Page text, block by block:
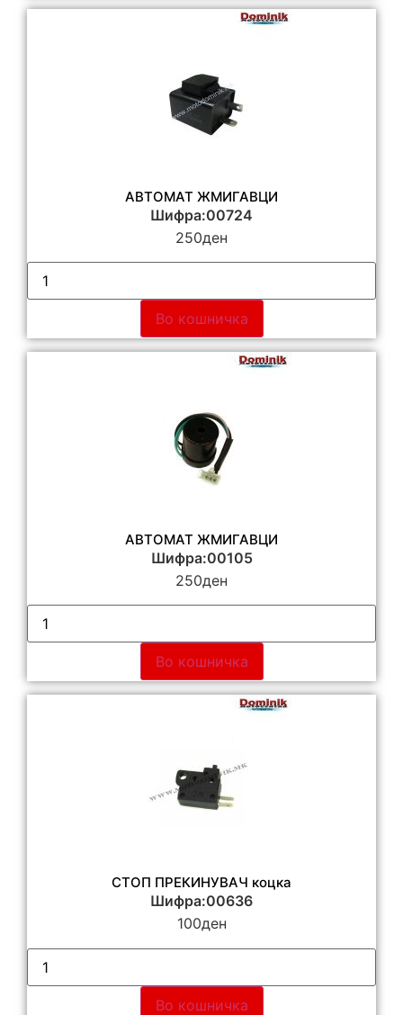
АВТОМАТ ЖМИГАВЦИ
Шифра:00724
250ден
Во кошничка
АВТОМАТ ЖМИГАВЦИ
Шифра:00105
250ден
Во кошничка
СТОП ПРЕКИНУВАЧ коцка
Шифра:00636
100ден
Во кошничка